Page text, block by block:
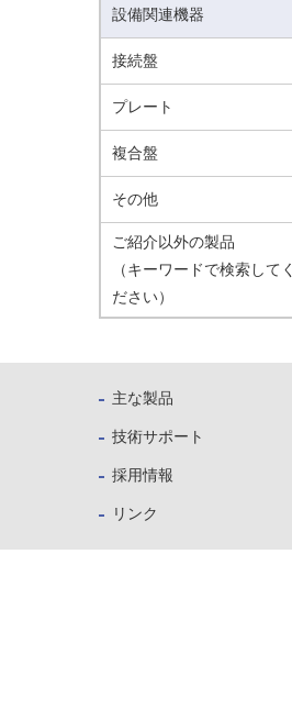
設備関連機器
接続盤
プレート
複合盤
その他
ご紹介以外の製品
（キーワードで検索してく
ださい）
主な製品
技術サポート
採用情報
リンク